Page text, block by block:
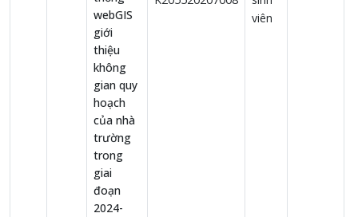
webGIS
giới
thiệu
không
gian quy
hoạch
của nhà
trường
trong
giai
đoạn
2024-
viên